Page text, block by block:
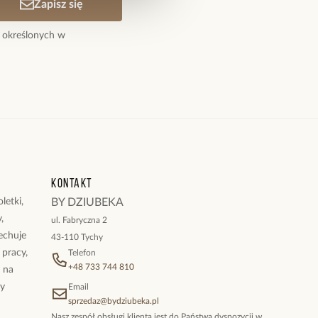
bransoletka
Zapisz się
określonych w
na
Kontakt
BY DZIUBEKA
ul. Fabryczna 2
43-110 Tychy
Telefon
+48 733 744 810
Email
sprzedaz@bydziubeka.pl